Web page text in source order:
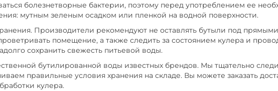
болезнетворные бактерии, поэтому перед употреблением ее
мутным зеленым осадком или пленкой на водной поверхности.
Производители рекомендуют не оставлять бутыли под
помещение, а также следить за состоянием кулера и
сохранить свежесть питьевой воды.
бутилированной воды известных брендов. Мы тщательно
правильные условия хранения на складе. Вы можете заказать
кулера.